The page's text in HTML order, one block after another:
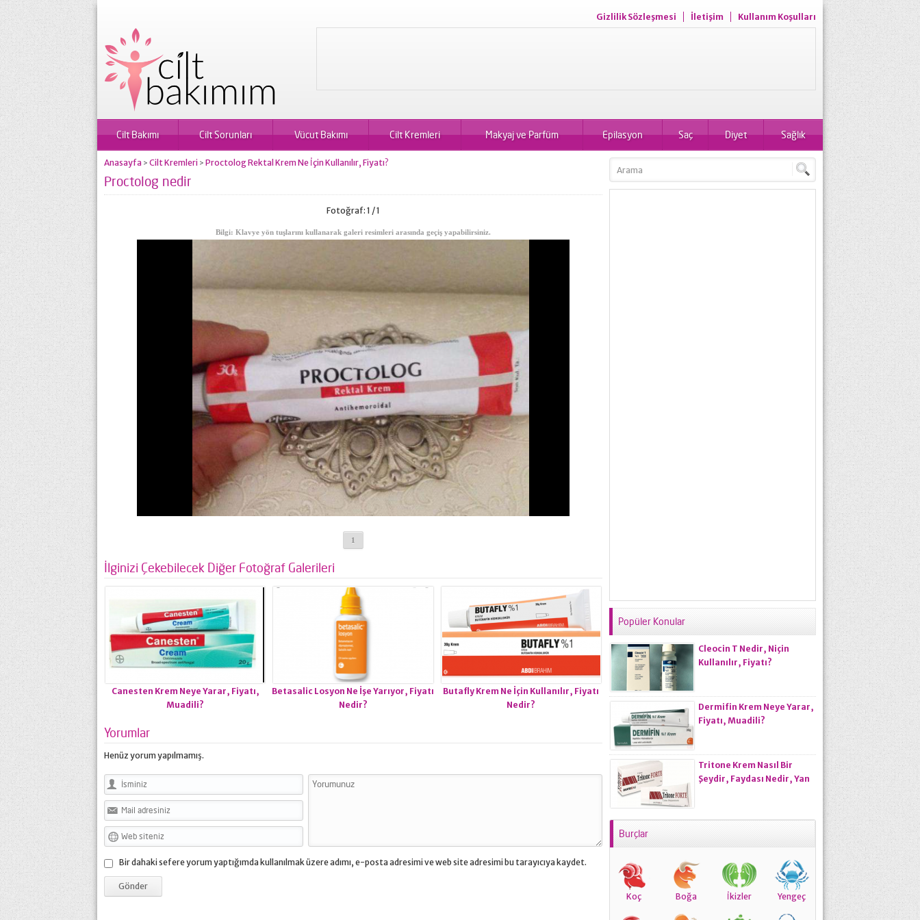
Gizlilik Sözleşmesi İletişim Kullanım Koşulları
Cilt Bakımı Cilt Sorunları Vücut Bakımı Cilt Kremleri Makyaj ve Parfüm Epilasyon Saç Diyet Sağlık
Anasayfa > Cilt Kremleri > Proctolog Rektal Krem Ne İçin Kullanılır, Fiyatı?
Proctolog nedir
Fotoğraf: 1 / 1
Bilgi: Klavye yön tuşlarını kullanarak galeri resimleri arasında geçiş yapabilirsiniz.
1
İlginizi Çekebilecek Diğer Fotoğraf Galerileri
Canesten Krem Neye Yarar, Fiyatı,
Muadili?
Betasalic Losyon Ne İşe Yarıyor, Fiyatı
Nedir?
Butafly Krem Ne İçin Kullanılır, Fiyatı
Nedir?
Yorumlar
Henüz yorum yapılmamış.
Bir dahaki sefere yorum yaptığımda kullanılmak üzere adımı, e-posta adresimi ve web site adresimi bu tarayıcıya kaydet.
Popüler Konular
Cleocin T Nedir, Niçin
Kullanılır, Fiyatı?
Dermifin Krem Neye Yarar,
Fiyatı, Muadili?
Tritone Krem Nasıl Bir
Şeydir, Faydası Nedir, Yan
Burçlar
Koç Boğa İkizler Yengeç